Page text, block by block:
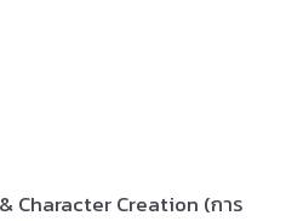
Character Creation (การ